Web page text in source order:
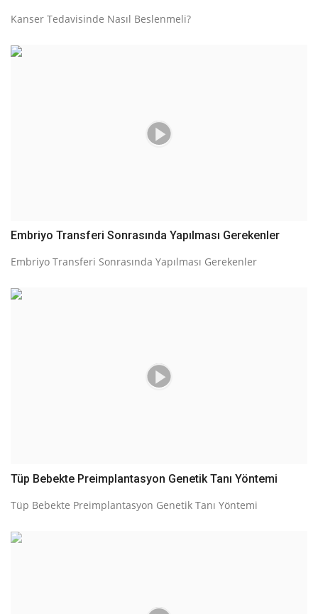
Kanser Tedavisinde Nasıl Beslenmeli?
Embriyo Transferi Sonrasında Yapılması Gerekenler
Embriyo Transferi Sonrasında Yapılması Gerekenler
Tüp Bebekte Preimplantasyon Genetik Tanı Yöntemi
Tüp Bebekte Preimplantasyon Genetik Tanı Yöntemi